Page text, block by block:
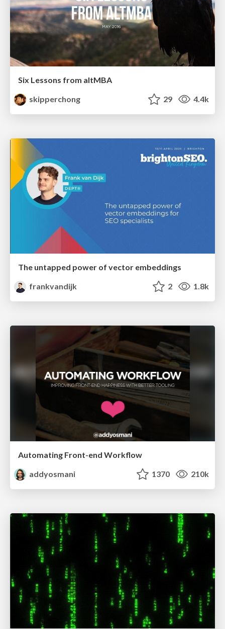
Six Lessons from altMBA
skipperchong
29 4.4k
The untapped power of vector embeddings
frankvandijk
2 1.8k
Automating Front-end Workflow
addyosmani
1370 210k